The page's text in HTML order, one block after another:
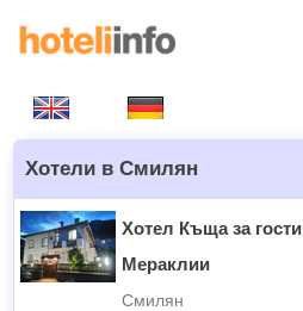
Хотели в Смилян
Хотел Къща за гости
Мераклии
Смилян